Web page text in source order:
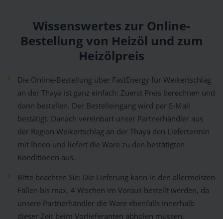
Wissenswertes zur Online-
Bestellung von Heizöl und zum
Heizölpreis
Die Online-Bestellung über FastEnergy für Weikertschlag
an der Thaya ist ganz einfach: Zuerst Preis berechnen und
dann bestellen. Der Bestelleingang wird per E-Mail
bestätigt. Danach vereinbart unser Partnerhändler aus
der Region Weikertschlag an der Thaya den Liefertermin
mit Ihnen und liefert die Ware zu den bestätigten
Konditionen aus.
Bitte beachten Sie: Die Lieferung kann in den allermeisten
Fällen bis max. 4 Wochen im Voraus bestellt werden, da
unsere Partnerhändler die Ware ebenfalls innerhalb
dieser Zeit beim Vorlieferanten abholen müssen.